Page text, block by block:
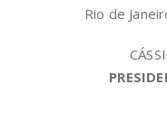
Rio de